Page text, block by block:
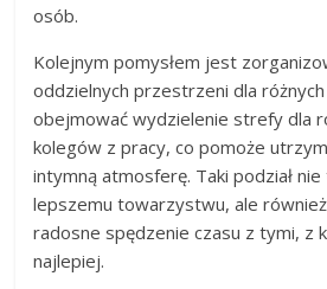
osób.
Kolejnym pomysłem jest
oddzielnych przestrzeni dla
obejmować wydzielenie strefy dla
kolegów z pracy, co pomoże
intymną atmosferę. Taki podział
lepszemu towarzystwu, ale
radosne spędzenie czasu z tymi, z
najlepiej.